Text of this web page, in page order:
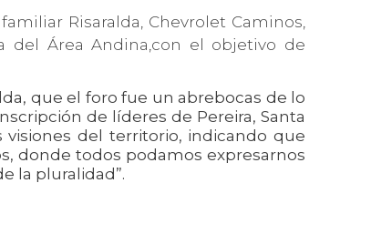
Risaralda, Chevrolet Caminos,
del Área Andina,con el objetivo de
que el foro fue un abrebocas de lo
de líderes de Pereira, Santa
visiones del territorio, indicando que
donde todos podamos expresarnos
la pluralidad”.